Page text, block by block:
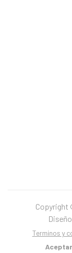
Copyright
Terminos y